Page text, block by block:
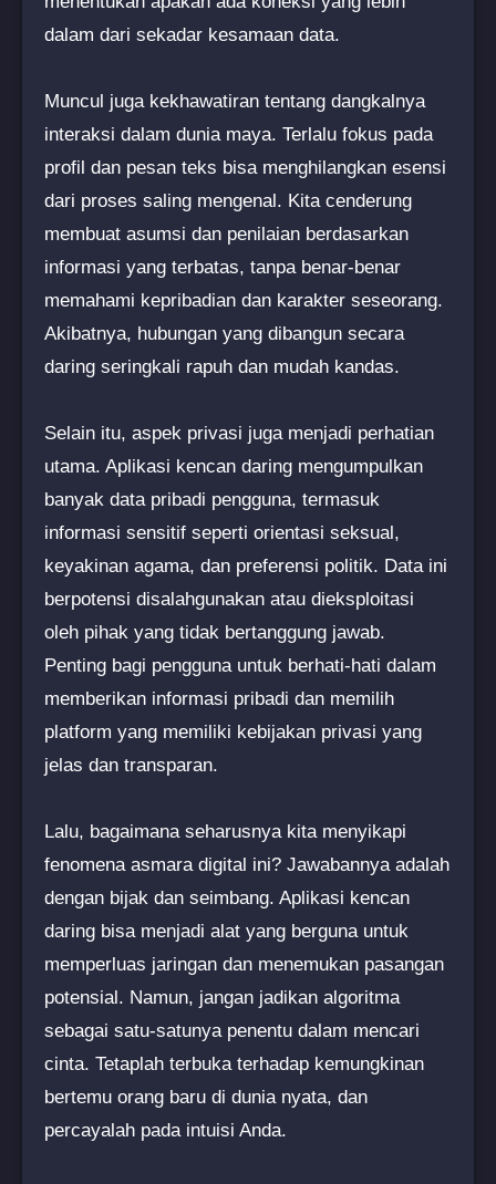
dalam dari sekadar kesamaan data.
Muncul juga kekhawatiran tentang dangkalnya
interaksi dalam dunia maya. Terlalu fokus pada
profil dan pesan teks bisa menghilangkan esensi
dari proses saling mengenal. Kita cenderung
membuat asumsi dan penilaian berdasarkan
informasi yang terbatas, tanpa benar-benar
memahami kepribadian dan karakter seseorang.
Akibatnya, hubungan yang dibangun secara
daring seringkali rapuh dan mudah kandas.
Selain itu, aspek privasi juga menjadi perhatian
utama. Aplikasi kencan daring mengumpulkan
banyak data pribadi pengguna, termasuk
informasi sensitif seperti orientasi seksual,
keyakinan agama, dan preferensi politik. Data ini
berpotensi disalahgunakan atau dieksploitasi
oleh pihak yang tidak bertanggung jawab.
Penting bagi pengguna untuk berhati-hati dalam
memberikan informasi pribadi dan memilih
platform yang memiliki kebijakan privasi yang
jelas dan transparan.
Lalu, bagaimana seharusnya kita menyikapi
fenomena asmara digital ini? Jawabannya adalah
dengan bijak dan seimbang. Aplikasi kencan
daring bisa menjadi alat yang berguna untuk
memperluas jaringan dan menemukan pasangan
potensial. Namun, jangan jadikan algoritma
sebagai satu-satunya penentu dalam mencari
cinta. Tetaplah terbuka terhadap kemungkinan
bertemu orang baru di dunia nyata, dan
percayalah pada intuisi Anda.